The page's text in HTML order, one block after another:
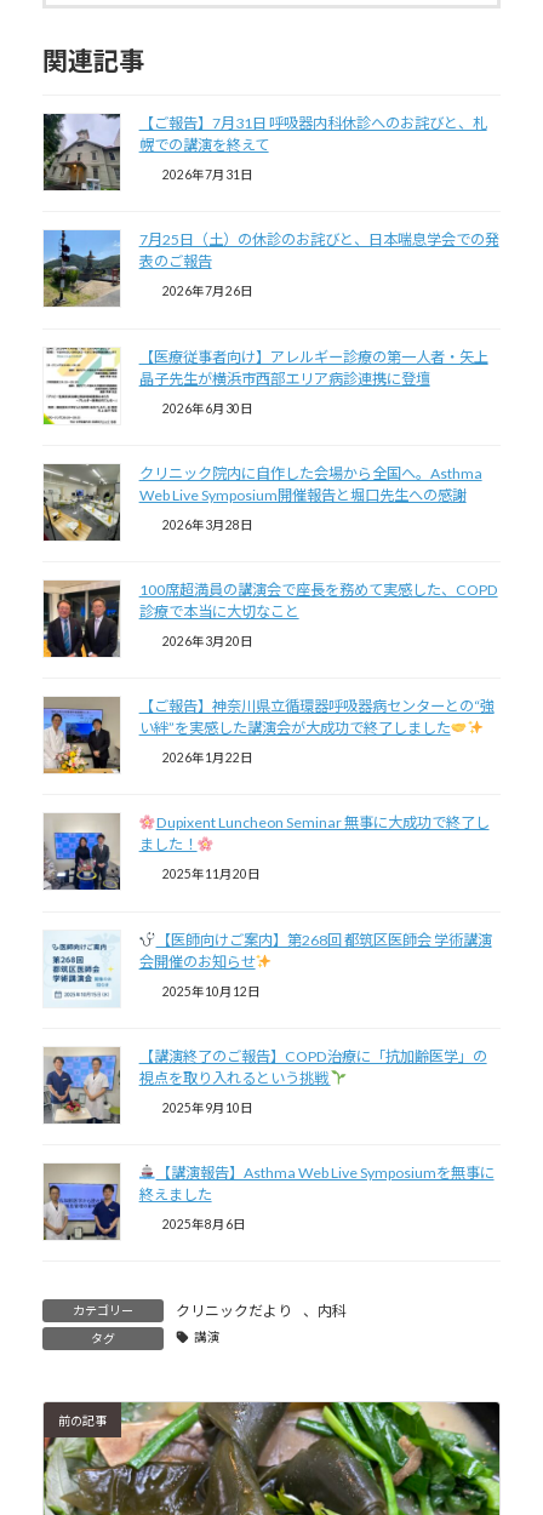
関連記事
【ご報告】7月31日 呼吸器内科休診へのお詫びと、札
幌での講演を終えて
2026年7月31日
7月25日（土）の休診のお詫びと、日本喘息学会での発
表のご報告
2026年7月26日
【医療従事者向け】アレルギー診療の第一人者・矢上
晶子先生が横浜市西部エリア病診連携に登壇
2026年6月30日
クリニック院内に自作した会場から全国へ。Asthma
Web Live Symposium開催報告と堀口先生への感謝
2026年3月28日
100席超満員の講演会で座長を務めて実感した、COPD
診療で本当に大切なこと
2026年3月20日
【ご報告】神奈川県立循環器呼吸器病センターとの“強
い絆”を実感した講演会が大成功で終了しました
2026年1月22日
Dupixent Luncheon Seminar 無事に大成功で終了し
ました！
2025年11月20日
【医師向けご案内】第268回 都筑区医師会 学術講演
会開催のお知らせ
2025年10月12日
【講演終了のご報告】COPD治療に「抗加齢医学」の
視点を取り入れるという挑戦
2025年9月10日
【講演報告】Asthma Web Live Symposiumを無事に
終えました
2025年8月6日
カテゴリー クリニックだより 、 内科
タグ 講演
前の記事